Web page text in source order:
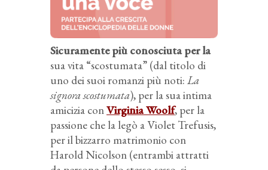
Sicuramente più conosciuta per la
sua vita “scostumata” (dal titolo di
uno dei suoi romanzi più noti: La
signora scostumata), per la sua intima
amicizia conVirginia Woolf, per la
passione che la legò a Violet Trefusis,
per il bizzarro matrimonio con
Harold Nicolson (entrambi attratti